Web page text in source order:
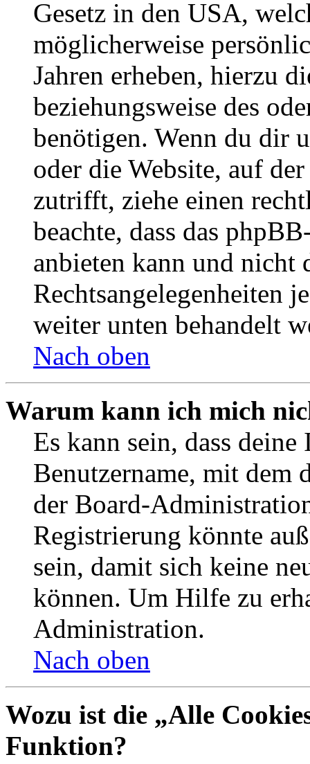
Gesetz in den USA,
möglicherweise
Jahren erheben, hierzu
beziehungsweise des
benötigen. Wenn du dir
oder die Website, auf
zutrifft, ziehe einen
beachte, dass das
anbieten kann und nicht
Rechtsangelegenheiten
weiter unten behandelt
Nach oben
Warum kann ich mich
Es kann sein, dass
Benutzername, mit dem
der Board-
Registrierung könnte
sein, damit sich keine
können. Um Hilfe zu
Administration.
Nach oben
Wozu ist die „Alle
Funktion?